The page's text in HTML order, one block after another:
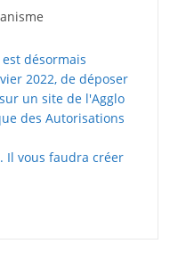
désormais
2022, de déposer
un site de l'Agglo
des Autorisations
Il vous faudra créer